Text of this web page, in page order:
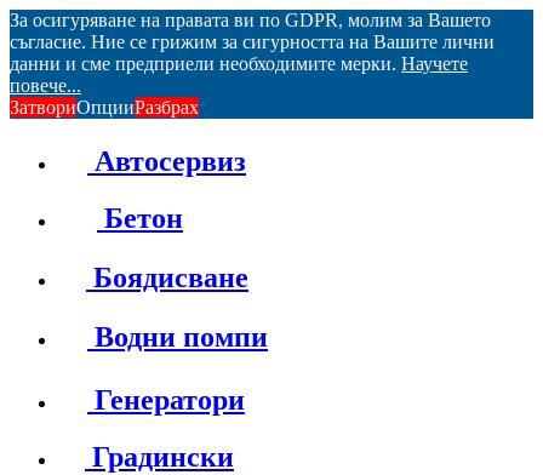
За осигуряване на правата ви по GDPR, молим за Вашето
съгласие. Ние се грижим за сигурността на Вашите лични
данни и сме предприели необходимите мерки. Научете
повече...
ЗатвориОпцииРазбрах
Автосервиз
Бетон
Боядисване
Водни помпи
Генератори
Градински